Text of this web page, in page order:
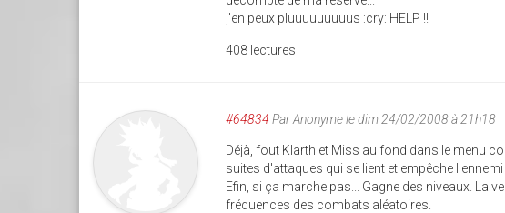
j'en peux pluuuuuuuuus :cry: HELP !!
408 lectures
#64834 ParAnonymele dim 24/02/2008 à 21h18
Déjà, fout Klarth et Miss au fond dans le menu
suites d'attaques qui se lient et empêche
Efin, si ça marche pas... Gagne des niveaux. La
fréquences des combats aléatoires.